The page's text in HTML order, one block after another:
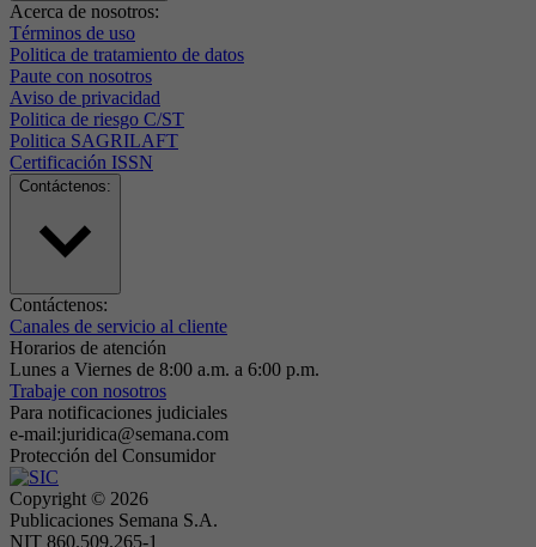
Acerca de nosotros:
Términos de uso
Politica de tratamiento de datos
Paute con nosotros
Aviso de privacidad
Politica de riesgo C/ST
Politica SAGRILAFT
Certificación ISSN
Contáctenos:
Contáctenos:
Canales de servicio al cliente
Horarios de atención
Lunes a Viernes de 8:00 a.m. a 6:00 p.m.
Trabaje con nosotros
Para notificaciones judiciales
e-mail:juridica@semana.com
Protección del Consumidor
Copyright © 2026
Publicaciones Semana S.A.
NIT 860.509.265-1